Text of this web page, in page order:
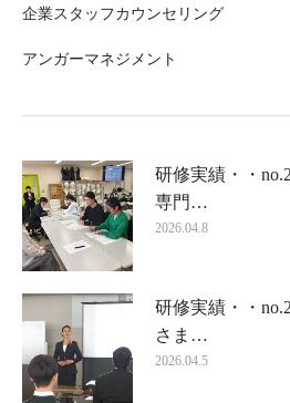
企業スタッフカウンセリング
アンガーマネジメント
研修実績・・
専門…
2026.04.8
研修実績・・
さま…
2026.04.5